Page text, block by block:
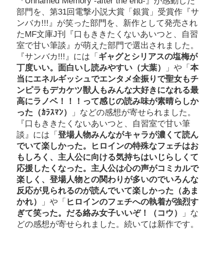
部門を、第31回電撃小説大賞「銀賞」受賞作『サ
ンバカ!!!』が笑った部門を、新作として発売され
たMF文庫J刊『口もききたくないあいつと、自習
室で甘い筆談』が萌えた部門で選出されました。
『サンバカ!!!』には「 ギャグとシリアスの塩梅が
丁度いい。面白いし読みやすい（大葉）
」や「 本
当にエネルギッシュでエンタメ全振りで聖女もチ
ンピラもデカケツ獣人もみんな大好きになれる最
高にラノベ！！！って感じの読み味が素晴らしか
った（ｶﾗｽﾏﾝ）
」などの感想が寄せられました。
『口もききたくないあいつと、自習室で甘い筆
談』には「 登場人物みんながキャラが濃くて読ん
でいて楽しかった。ヒロインの特殊なフェチはお
もしろく、主人公に向ける気持ちはいじらしくて
応援したくなった。主人公は心の声がコミカルで
楽しく、登場人物との関わりが多いのでいろんな
反応が見られるのが読んでいて楽しかった（あま
かれ）
」や「 ヒロインのフェチへの執着が強烈す
ぎて笑った。だる絡み女子いいぞ！（コウ）
」な
どの感想が寄せられました。続いては新作です。